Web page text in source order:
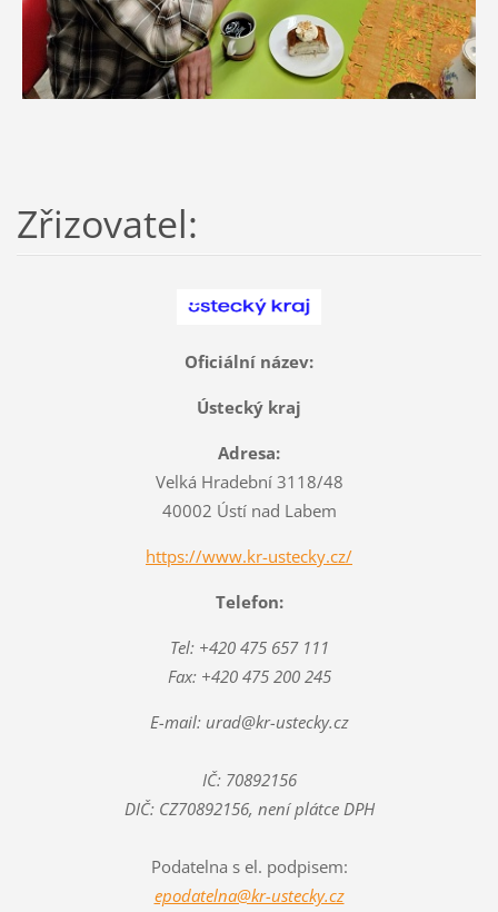
Zřizovatel:
Oficiální název:
Ústecký kraj
Adresa:
Velká Hradební 3118/48
40002 Ústí nad Labem
https://www.kr-ustecky.cz/
Telefon:
Tel: +420 475 657 111
Fax: +420 475 200 245
E-mail: urad@kr-ustecky.cz
IČ: 70892156
DIČ: CZ70892156, není plátce DPH
Podatelna s el. podpisem:
epodatelna@kr-ustecky.cz